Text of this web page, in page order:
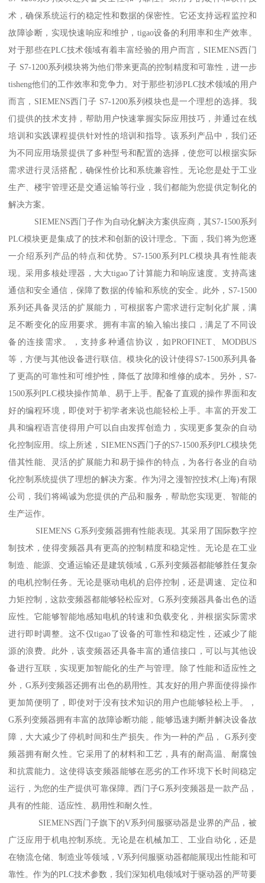
术，确保系统运行的稳定性和数据的保密性。它还支持远程监控和
故障诊断，实现快速响应和维护，tigao设备的利用率和生产效率。
对于那些在PLC技术领域有着丰富经验的用户而言，SIEMENS西门
子 S7-1200系列模块将为他们带来更高的控制精度和可靠性，进一步
tisheng他们的工作效率和竞争力。对于那些初涉PLC技术领域的用户
而言，SIEMENS西门子 S7-1200系列模块也是一个理想的选择。我
们提供的技术支持，帮助用户快速掌握实际应用技巧，并通过在线
培训和实践课程提供针对性的培训和指导。该系列产品中，我们还
为不同应用场景提供了多种型号和配置的选择，使您可以根据实际
需求进行灵活搭配，确保性价比和系统兼容性。无论您是处于工业
生产、楼宇管理还是交通运输等行业，我们都能为您提供定制化的
解决方案。
SIEMENS西门子作为自动化解决方案供应商，其S7-1500系列
PLC模块更是集成了的技术和创新的设计理念。下面，我们将为您逐
一介绍系列产品的特点和优势。S7-1500系列PLC模块具有性能表
现。采用多核处理器，大大tigao了计算能力和响应速度。支持高速
通信和安全通信，保障了数据的传输和系统的安全。此外，S7-1500
系列还具备灵活的扩展能力，可根据客户需求进行定制化扩展，满
足不断变化的应用要求。拥有丰富的输入输出接口，满足了不同设
备的连接需求。，支持多种通信协议，如PROFINET、MODBUS
等，方便与其他设备进行联信。模块化的设计使得S7-1500系列具备
了更高的可靠性和可维护性，降低了故障和维修的成本。另外，S7-
1500系列PLC模块操作简单、易于上手。配备了直观的操作界面和友
好的编程环境，即使对于初学者来说也能轻松上手。丰富的开发工
具和编程语言使得用户可以自由发挥创造力，实现更多复杂的自动
化控制应用。综上所述，SIEMENS西门子的S7-1500系列PLC模块凭
借其性能、灵活的扩展能力和易于操作的特点，为各行各业的自动
化控制系统提供了理想的解决方案。作为浔之漫智控技术(上海)有限
公司，我们将竭诚为您提供的产品和服务，帮助您实现更、智能的
生产运作。
SIEMENS G系列变频器拥有性能表现。其采用了国际数字控
制技术，使得变频器具有更高的控制精度和稳定性。无论是在工业
制造、能源、交通运输还是建筑领域，G系列变频器都能够胜任复杂
的电机控制任务。无论是驱动电机的启停控制，还是调速、定位和
力矩控制，这款变频器都能够轻松应对。G系列变频器具备出色的适
应性。它能够智能地感知电机的转速和负载变化，并根据实际需求
进行即时调整。这不仅tigao了设备的可靠性和稳定性，还减少了能
源的浪费。此外，该变频器还具备丰富的通信接口，可以与其他设
备进行互联，实现更加智能化的生产与管理。除了性能和适应性之
外，G系列变频器还拥有出色的易用性。其友好的用户界面使得操作
更加简便明了，即使对于没有技术知识的用户也能够轻松上手。，
G系列变频器拥有丰富的故障诊断功能，能够迅速判断并解决设备故
障，大大减少了停机时间和生产损失。作为一种的产品， G系列变
频器拥有耐久性。它采用了的材料和工艺，具有的耐高温、耐腐蚀
和抗震能力。这使得该变频器能够在恶劣的工作环境下长时间稳定
运行，为您的生产提供可靠保障。西门子G系列变频器是一款产品，
具有的性能、适应性、易用性和耐久性。
SIEMENS西门子旗下的V系列伺服驱动器是业界的产品，被
广泛应用于机电控制系统。无论是在机械加工、工业自动化，还是
在物流仓储、制造业等领域，V系列伺服驱动器都能展现出性能和可
靠性。作为的PLC技术参数，我们深知机电领域对于驱动器的严苛要